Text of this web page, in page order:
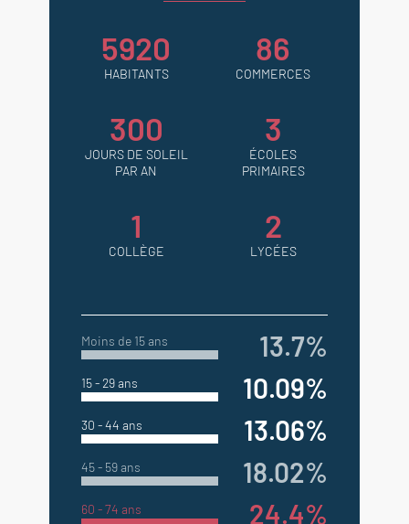
5920
HABITANTS
86
COMMERCES
300
JOURS DE SOLEIL
PAR AN
3
ÉCOLES
PRIMAIRES
1
COLLÈGE
2
LYCÉES
Moins de 15 ans 13.7%
15 - 29 ans 10.09%
30 - 44 ans 13.06%
45 - 59 ans 18.02%
60 - 74 ans 24.4%